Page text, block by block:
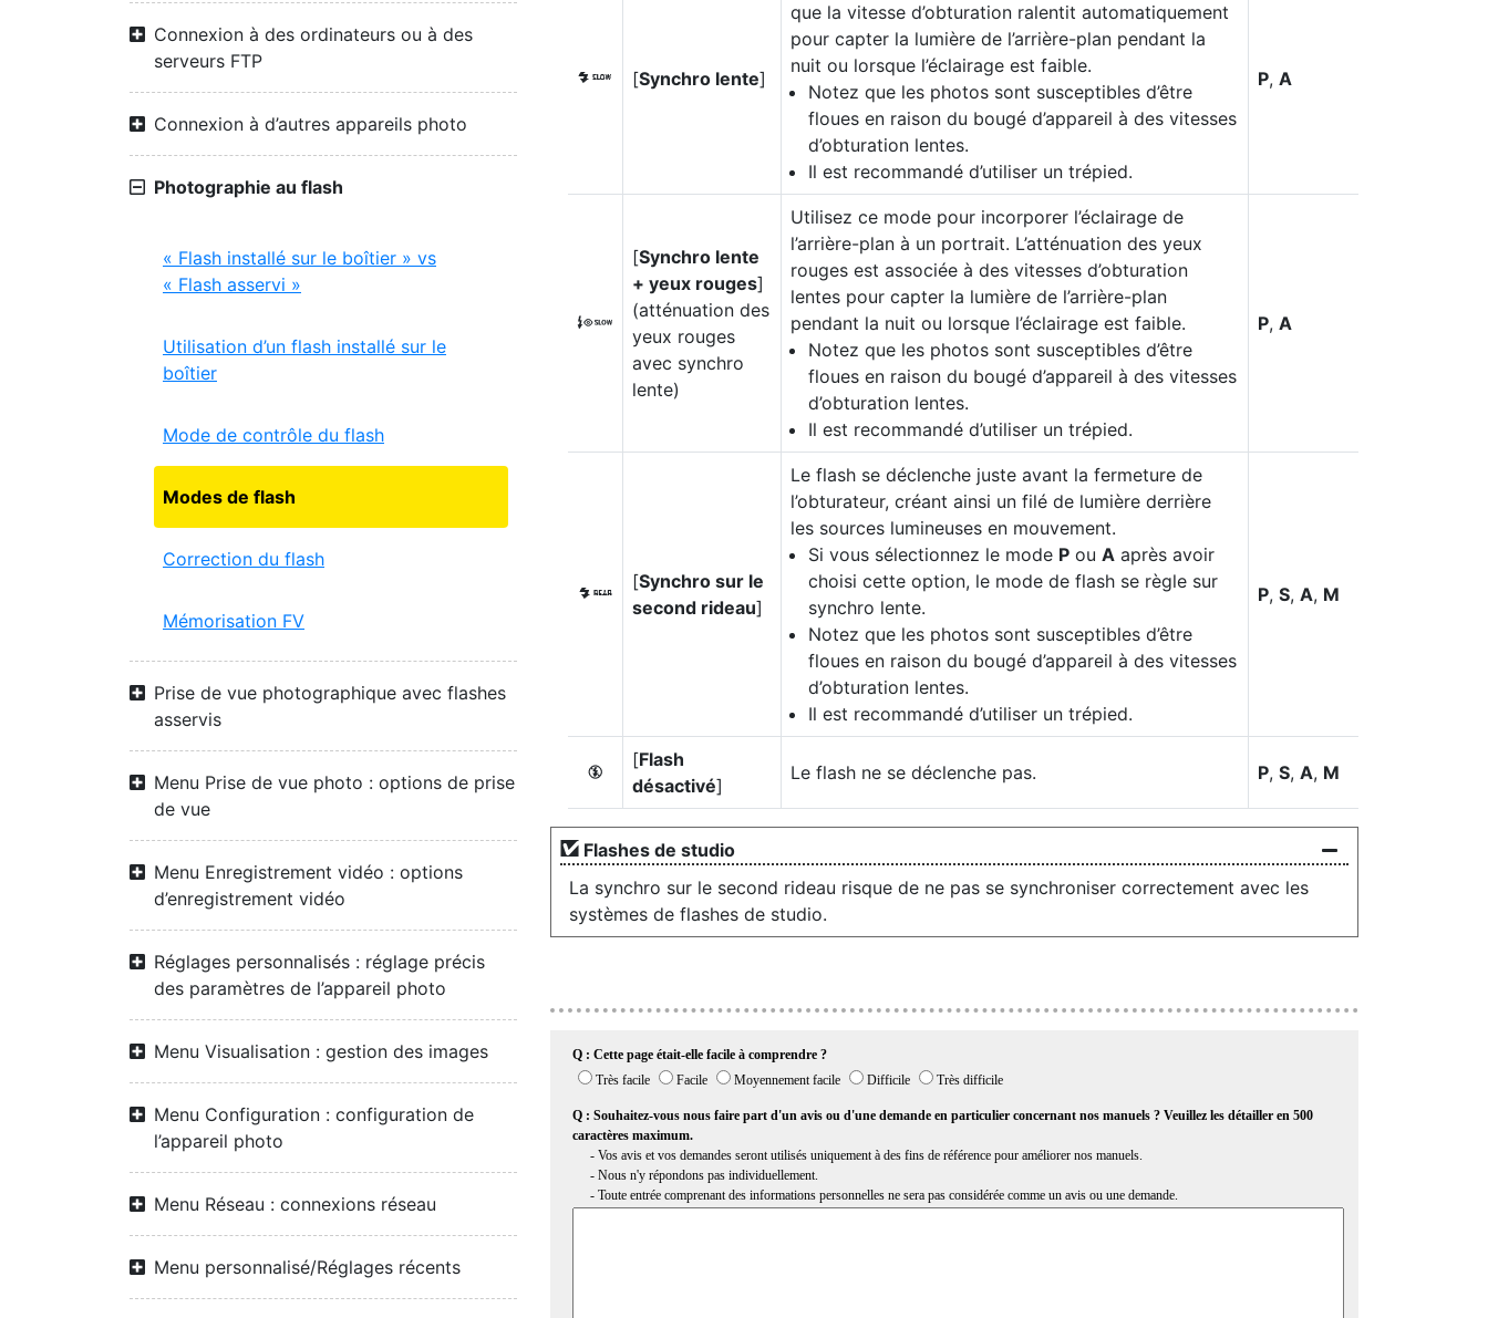
Connexion à des ordinateurs ou à des
serveurs FTP
Connexion à d’autres appareils photo
Photographie au flash
« Flash installé sur le boîtier » vs
« Flash asservi »
Utilisation d’un flash installé sur le
boîtier
Mode de contrôle du flash
Modes de flash
Correction du flash
Mémorisation FV
Prise de vue photographique avec flashes
asservis
Menu Prise de vue photo : options de prise
de vue
Menu Enregistrement vidéo : options
d’enregistrement vidéo
Réglages personnalisés : réglage précis
des paramètres de l’appareil photo
Menu Visualisation : gestion des images
Menu Configuration : configuration de
l’appareil photo
Menu Réseau : connexions réseau
Menu personnalisé/Réglages récents
L [Synchro lente]
que la vitesse d’obturation ralentit automatiquement
pour capter la lumière de l’arrière-plan pendant la
nuit ou lorsque l’éclairage est faible.
Notez que les photos sont susceptibles d’être
floues en raison du bougé d’appareil à des vitesses
d’obturation lentes.
Il est recommandé d’utiliser un trépied.
P, A
K
[Synchro lente
+ yeux rouges]
(atténuation des
yeux rouges
avec synchro
lente)
Utilisez ce mode pour incorporer l’éclairage de
l’arrière-plan à un portrait. L’atténuation des yeux
rouges est associée à des vitesses d’obturation
lentes pour capter la lumière de l’arrière-plan
pendant la nuit ou lorsque l’éclairage est faible.
Notez que les photos sont susceptibles d’être
floues en raison du bougé d’appareil à des vitesses
d’obturation lentes.
Il est recommandé d’utiliser un trépied.
P, A
M
[Synchro sur le
second rideau]
Le flash se déclenche juste avant la fermeture de
l’obturateur, créant ainsi un filé de lumière derrière
les sources lumineuses en mouvement.
Si vous sélectionnez le mode P ou A après avoir
choisi cette option, le mode de flash se règle sur
synchro lente.
Notez que les photos sont susceptibles d’être
floues en raison du bougé d’appareil à des vitesses
d’obturation lentes.
Il est recommandé d’utiliser un trépied.
P, S, A, M
s
[Flash
désactivé]
Le flash ne se déclenche pas. P, S, A, M
Flashes de studio
La synchro sur le second rideau risque de ne pas se synchroniser correctement avec les
systèmes de flashes de studio.